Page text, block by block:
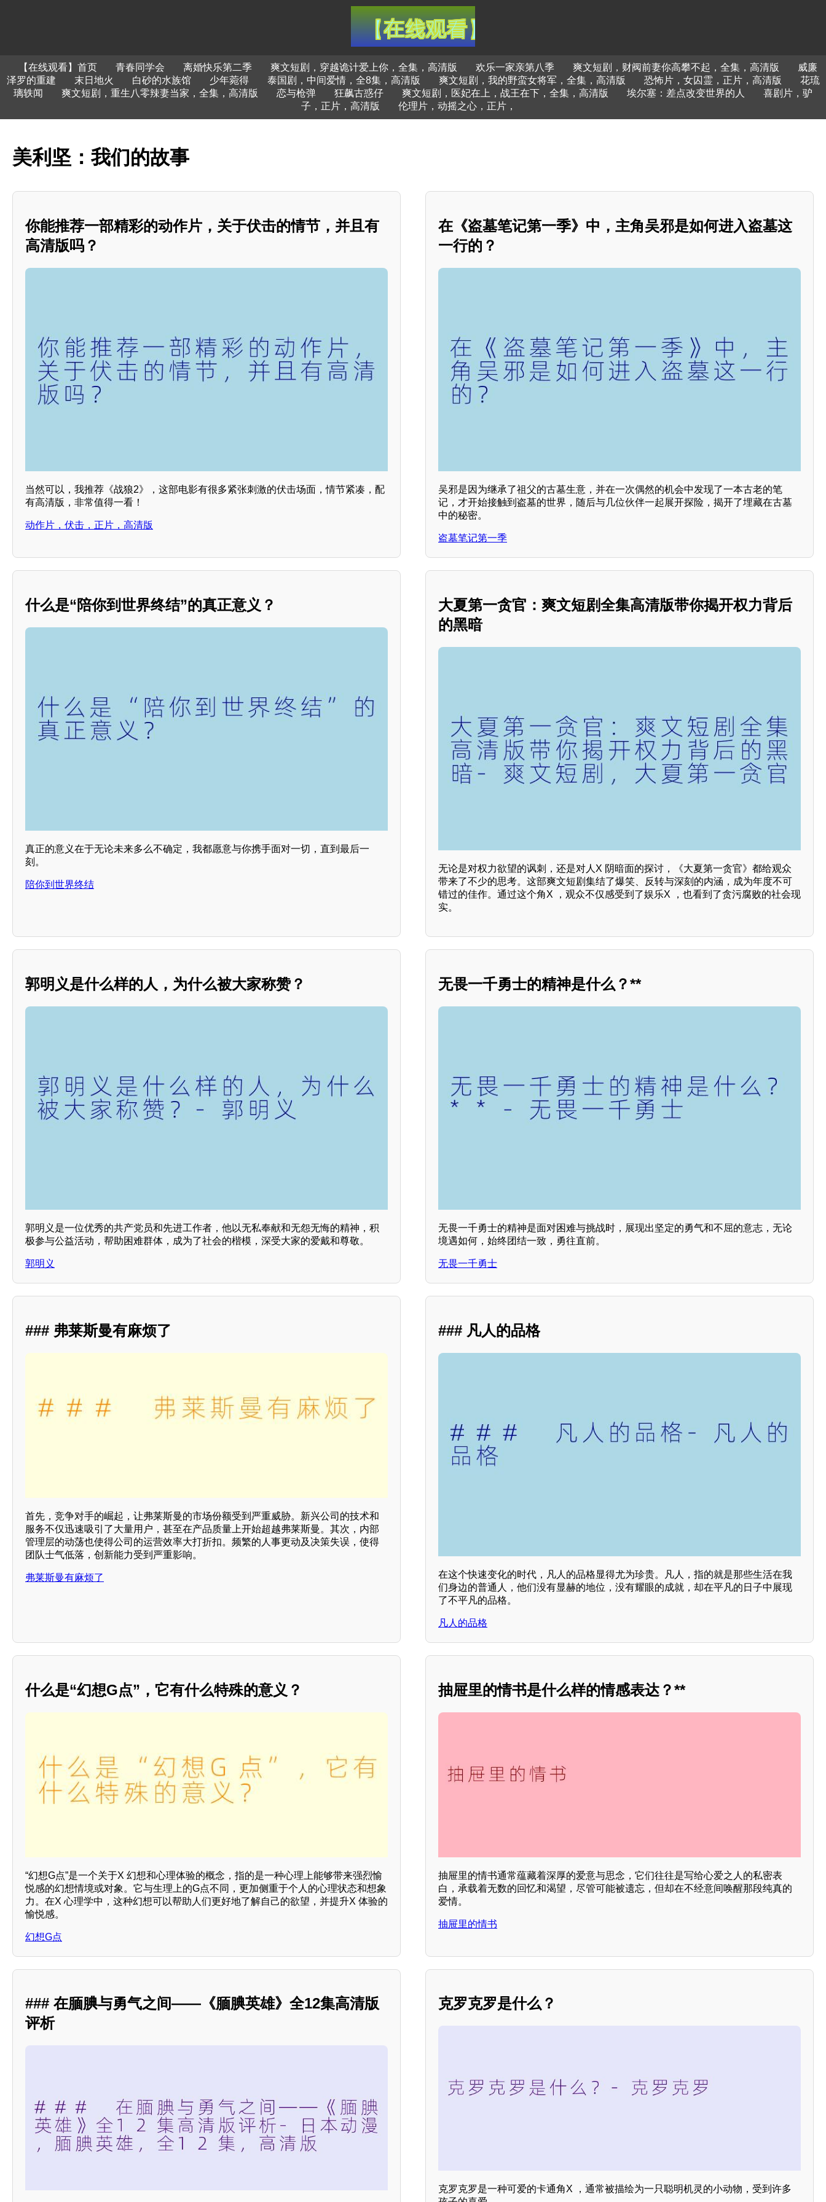
【在线观看】首页 青春同学会 离婚快乐第二季 爽文短剧，穿越诡计爱上你，全集，高清版 欢乐一家亲第八季 爽文短剧，财阀前妻你高攀不起，全集，高清版
威廉
泽罗的重建
末日地火 白砂的水族馆 少年菀得 泰国剧，中间爱情，全8集，高清版 爽文短剧，我的野蛮女将军，全集，高清版 恐怖片，女囚霊，正片，高清版
花琉
璃轶闻
爽文短剧，重生八零辣妻当家，全集，高清版 恋与枪弹 狂飙古惑仔 爽文短剧，医妃在上，战王在下，全集，高清版 埃尔塞：差点改变世界的人
喜剧片，驴
子，正片，高清版
伦理片，动摇之心，正片，
美利坚：我们的故事
你能推荐一部精彩的动作片，关于伏击的情节，并且有
高清版吗？
当然可以，我推荐《战狼2》，这部电影有很多紧张刺激的伏击场面，情节紧凑，配
有高清版，非常值得一看！
动作片，伏击，正片，高清版
在《盗墓笔记第一季》中，主角吴邪是如何进入盗墓这
一行的？
吴邪是因为继承了祖父的古墓生意，并在一次偶然的机会中发现了一本古老的笔
记，才开始接触到盗墓的世界，随后与几位伙伴一起展开探险，揭开了埋藏在古墓
中的秘密。
盗墓笔记第一季
什么是“陪你到世界终结”的真正意义？
真正的意义在于无论未来多么不确定，我都愿意与你携手面对一切，直到最后一
刻。
陪你到世界终结
大夏第一贪官：爽文短剧全集高清版带你揭开权力背后
的黑暗
无论是对权力欲望的讽刺，还是对人X 阴暗面的探讨，《大夏第一贪官》都给观众
带来了不少的思考。这部爽文短剧集结了爆笑、反转与深刻的内涵，成为年度不可
错过的佳作。通过这个角X ，观众不仅感受到了娱乐X ，也看到了贪污腐败的社会现
实。
郭明义是什么样的人，为什么被大家称赞？
郭明义是一位优秀的共产党员和先进工作者，他以无私奉献和无怨无悔的精神，积
极参与公益活动，帮助困难群体，成为了社会的楷模，深受大家的爱戴和尊敬。
郭明义
无畏一千勇士的精神是什么？**
无畏一千勇士的精神是面对困难与挑战时，展现出坚定的勇气和不屈的意志，无论
境遇如何，始终团结一致，勇往直前。
无畏一千勇士
### 弗莱斯曼有麻烦了
首先，竞争对手的崛起，让弗莱斯曼的市场份额受到严重威胁。新兴公司的技术和
服务不仅迅速吸引了大量用户，甚至在产品质量上开始超越弗莱斯曼。其次，内部
管理层的动荡也使得公司的运营效率大打折扣。频繁的人事更动及决策失误，使得
团队士气低落，创新能力受到严重影响。
弗莱斯曼有麻烦了
### 凡人的品格
在这个快速变化的时代，凡人的品格显得尤为珍贵。凡人，指的就是那些生活在我
们身边的普通人，他们没有显赫的地位，没有耀眼的成就，却在平凡的日子中展现
了不平凡的品格。
凡人的品格
什么是“幻想G点”，它有什么特殊的意义？
“幻想G点”是一个关于X 幻想和心理体验的概念，指的是一种心理上能够带来强烈愉
悦感的幻想情境或对象。它与生理上的G点不同，更加侧重于个人的心理状态和想象
力。在X 心理学中，这种幻想可以帮助人们更好地了解自己的欲望，并提升X 体验的
愉悦感。
幻想G点
抽屉里的情书是什么样的情感表达？**
抽屉里的情书通常蕴藏着深厚的爱意与思念，它们往往是写给心爱之人的私密表
白，承载着无数的回忆和渴望，尽管可能被遗忘，但却在不经意间唤醒那段纯真的
爱情。
抽屉里的情书
### 在腼腆与勇气之间——《腼腆英雄》全12集高清版
评析
克罗克罗是什么？
克罗克罗是一种可爱的卡通角X ，通常被描绘为一只聪明机灵的小动物，受到许多